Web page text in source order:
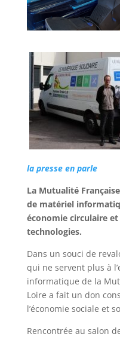
la presse en parle
La Mutualité
de matériel
économie circulaire et
technologies.
Dans un souci de
qui ne servent plus à
informatique de la
Loire a fait un don
l’économie sociale et
Rencontrée au salon